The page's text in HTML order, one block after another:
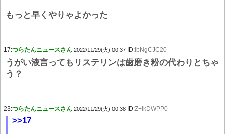
もっと早くやりゃよかった
17:つらたんニュースさん 2022/11/29(火) 00:37 ID: lbNgCJC20
うがい液言ってもリステリンは歯磨き粉の代わりとちゃ
う？
23:つらたんニュースさん 2022/11/29(火) 00:38 ID:Z+ikDWPP0
>>17